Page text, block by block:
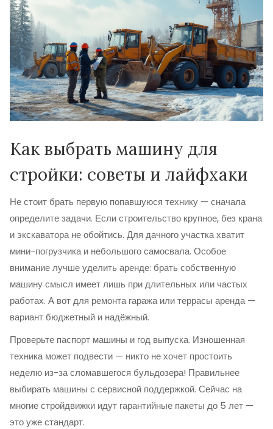
Как выбрать машину для
стройки: советы и лайфхаки
Не стоит брать первую попавшуюся технику — сначала
определите задачи. Если строительство крупное, без крана
и экскаватора не обойтись. Для дачного участка хватит
мини-погрузчика и небольшого самосвала. Особое
внимание лучше уделить аренде: брать собственную
машину смысл имеет лишь при длительных или частых
работах. А вот для ремонта гаража или террасы аренда —
вариант бюджетный и надёжный.
Проверьте паспорт машины и год выпуска. Изношенная
техника может подвести — никто не хочет простоить
неделю из-за сломавшегося бульдозера! Правильнее
выбирать машины с сервисной поддержкой. Сейчас на
многие стройдвижки идут гарантийные пакеты до 5 лет —
это уже стандарт.